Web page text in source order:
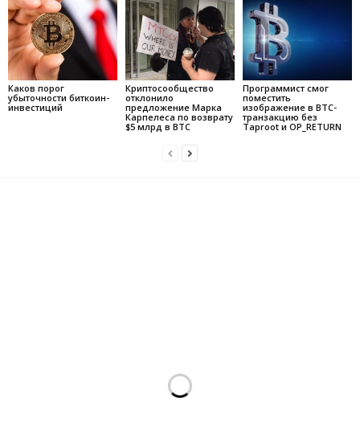
Каков порог
убыточности биткоин-
инвестиций
Криптосообщество
отклонило
предложение Марка
Карпелеса по возврату
$5 млрд в BTC
Программист смог
поместить
изображение в BTC-
транзакцию без
Taproot и OP_RETURN